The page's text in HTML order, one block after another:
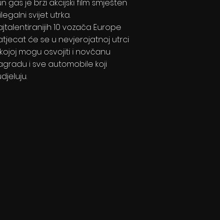
gas je brzi akcijski film smješten
svijet utrka.
10 vozača Europe
će se u nevjerojatnoj utrci
mogu osvojiti i novčanu
i sve automobile koji